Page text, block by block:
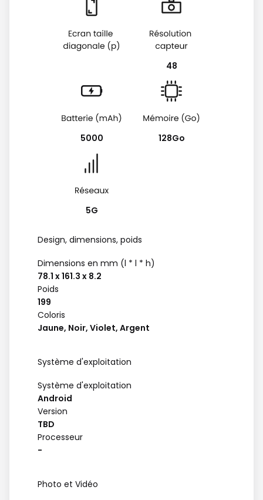
48
5000 128Go
5G
Design, dimensions, poids
Dimensions en mm (l * l * h)
78.1 x 161.3 x 8.2
Poids
199
Coloris
Jaune, Noir, Violet, Argent
Système d'exploitation
Système d'exploitation
Android
Version
TBD
Processeur
-
Photo et Vidéo